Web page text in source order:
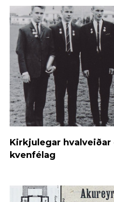
Kirkjulegar
kvenfélag